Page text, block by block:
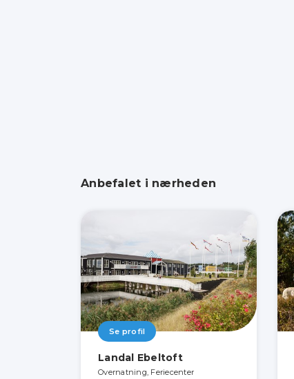
Anbefalet i nærheden
Se profil
Landal Ebeltoft
Overnatning, Feriecenter